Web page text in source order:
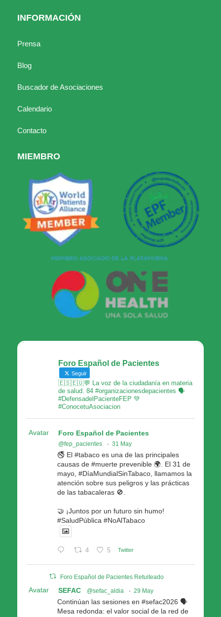
INFORMACIÓN
Prensa
Blog
Buscador de Asociaciones
Calendario
Contacto
MIEMBRO
Foro Español de Pacientes
Seguir
🇪🇸🇪🇺💬 La voz de la ciudadanía en materia
de salud. 84 #organizacionesdepacientes 🗣
#DefensadelPacienteFEP 💚
#ConocetuAsociacion
Avatar Foro Español de Pacientes
@fep_pacientes · 31 May
🚭 El #tabaco es una de las principales
causas de #muerte prevenible 🌍. El 31 de
mayo, #DíaMundialSinTabaco, llamamos la
atención sobre sus peligros y las prácticas
de las tabacaleras 🚫.
🤝 ¡Juntos por un futuro sin humo!
#SaludPública #NoAlTabaco
4 5 Twitter
Foro Español de Pacientes Retuiteado
Avatar SEFAC @sefac_aldia · 29 May
Continúan las sesiones en #sefac2026 🗣️
Mesa redonda: el valor social de la red de